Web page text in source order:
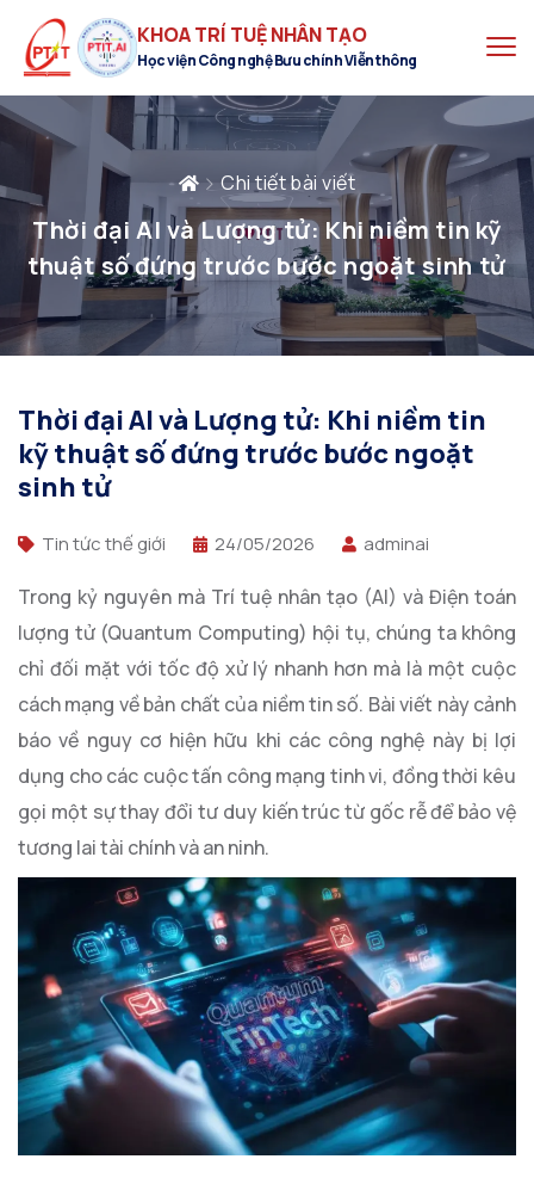
KHOA TRÍ TUỆ NHÂN TẠO
Học viện Công nghệ Bưu chính Viễn thông
Chi tiết bài viết
Thời đại AI và Lượng tử: Khi niềm tin kỹ
thuật số đứng trước bước ngoặt sinh tử
Thời đại AI và Lượng tử: Khi niềm tin
kỹ thuật số đứng trước bước ngoặt
sinh tử
Tin tức thế giới 24/05/2026 adminai
Trong kỷ nguyên mà Trí tuệ nhân tạo (AI) và Điện toán
lượng tử (Quantum Computing) hội tụ, chúng ta không
chỉ đối mặt với tốc độ xử lý nhanh hơn mà là một cuộc
cách mạng về bản chất của niềm tin số. Bài viết này cảnh
báo về nguy cơ hiện hữu khi các công nghệ này bị lợi
dụng cho các cuộc tấn công mạng tinh vi, đồng thời kêu
gọi một sự thay đổi tư duy kiến trúc từ gốc rễ để bảo vệ
tương lai tài chính và an ninh.